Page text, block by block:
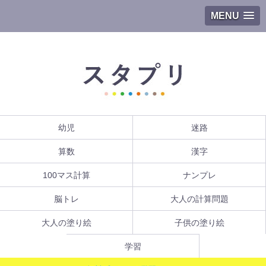
MENU
幼児 迷路
算数 漢字
100マス計算 ナンプレ
脳トレ 大人の計算問題
大人の塗り絵 子供の塗り絵
学習